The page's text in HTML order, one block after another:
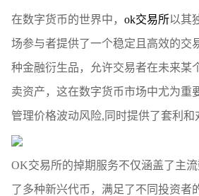
在数字货币的世界中， ok交易所以其
场参与者提供了一个稳定且高效的交
种金融衍生品，允许交易者在未来某
卖资产，这在数字货币市场中尤为重
管理价格波动风险,同时提供了套利和
OK交易所的掉期服务不仅涵盖了主
了多种新兴代币，满足了不同投资者